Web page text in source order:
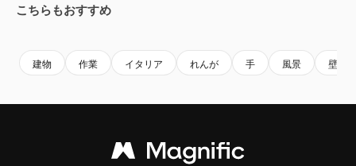
こちらもおすすめ
建物 作業 イタリア れんが 手 風景 壁